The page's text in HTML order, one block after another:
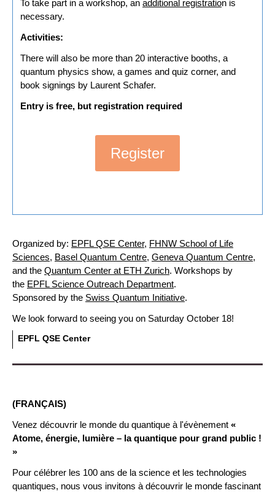
To take part in a workshop, an additional registration is
necessary.
Activities:
There will also be more than 20 interactive booths, a
quantum physics show, a games and quiz corner, and
book signings by Laurent Schafer.
Entry is free, but registration required
Register
Organized by: EPFL QSE Center, FHNW School of Life
Sciences, Basel Quantum Centre, Geneva Quantum Centre,
and the Quantum Center at ETH Zurich. Workshops by
the EPFL Science Outreach Department.
Sponsored by the Swiss Quantum Initiative.
We look forward to seeing you on Saturday October 18!
EPFL QSE Center
(FRANÇAIS)
Venez découvrir le monde du quantique à l'évènement «
Atome, énergie, lumière – la quantique pour grand public !
»
Pour célébrer les 100 ans de la science et les technologies
quantiques, nous vous invitons à découvrir le monde fascinant